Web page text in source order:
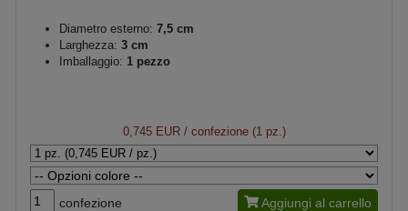
Diametro esterno: 7,5 cm
Larghezza: 3 cm
Imballaggio: 1 pezzo
0,745 EUR/ confezione (1 pz.)
confezione Aggiungi al carrello